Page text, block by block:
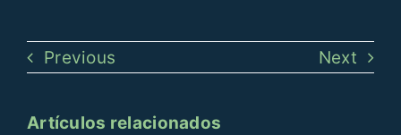
Previous Next
Artículos relacionados